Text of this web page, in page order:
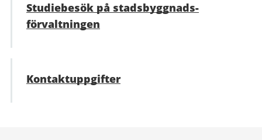
Studiebesök på stadsbyggnads­
förvaltningen
Kontaktuppgifter